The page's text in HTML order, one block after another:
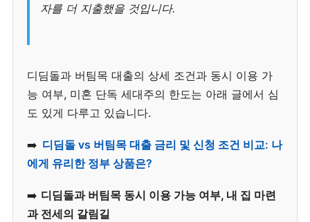
자를 더 지출했을 것입니다.
디딤돌과 버팀목 대출의 상세 조건과 동시 이용 가
능 여부, 미혼 단독 세대주의 한도는 아래 글에서 심
도 있게 다루고 있습니다.
➡️ 디딤돌 vs 버팀목 대출 금리 및 신청 조건 비교: 나
에게 유리한 정부 상품은?
➡️ 디딤돌과 버팀목 동시 이용 가능 여부, 내 집 마련
과 전세의 갈림길